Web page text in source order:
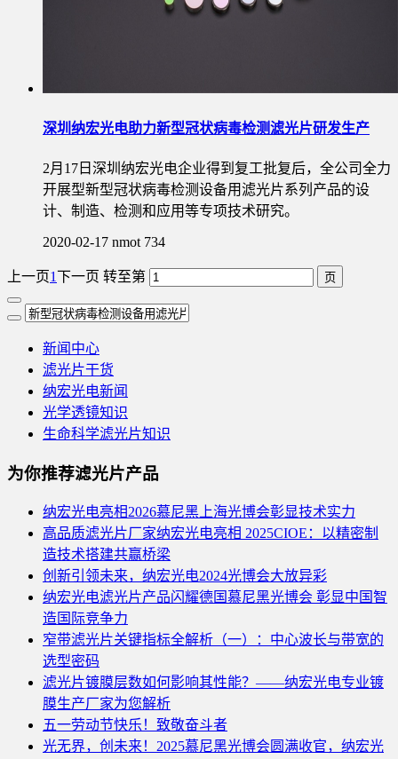
深圳纳宏光电助力新型冠状病毒检测滤光片研发生产
2月17日深圳纳宏光电企业得到复工批复后，全公司全力
开展型新型冠状病毒检测设备用滤光片系列产品的设
计、制造、检测和应用等专项技术研究。
2020-02-17 nmot 734
上一页1下一页 转至第
新闻中心
滤光片干货
纳宏光电新闻
光学透镜知识
生命科学滤光片知识
为你推荐滤光片产品
纳宏光电亮相2026慕尼黑上海光博会彰显技术实力
高品质滤光片厂家纳宏光电亮相 2025CIOE：以精密制
造技术搭建共赢桥梁
创新引领未来，纳宏光电2024光博会大放异彩
纳宏光电滤光片产品闪耀德国慕尼黑光博会 彰显中国智
造国际竞争力
窄带滤光片关键指标全解析（一）：中心波长与带宽的
选型密码
滤光片镀膜层数如何影响其性能？——纳宏光电专业镀
膜生产厂家为您解析
五一劳动节快乐！致敬奋斗者
光无界，创未来！2025慕尼黑光博会圆满收官，纳宏光